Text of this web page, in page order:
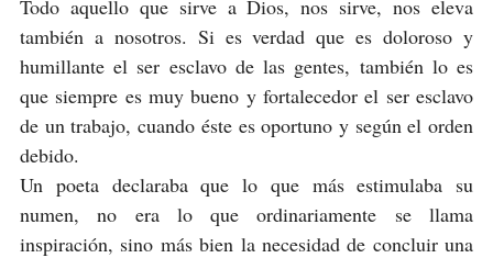
Todo aquello que sirve a Dios, nos sirve, nos eleva
también a nosotros. Si es verdad que es doloroso y
humillante el ser esclavo de las gentes, también lo es
que siempre es muy bueno y fortalecedor el ser esclavo
de un trabajo, cuando éste es oportuno y según el orden
debido.
Un poeta declaraba que lo que más estimulaba su
numen, no era lo que ordinariamente se llama
inspiración, sino más bien la necesidad de concluir una